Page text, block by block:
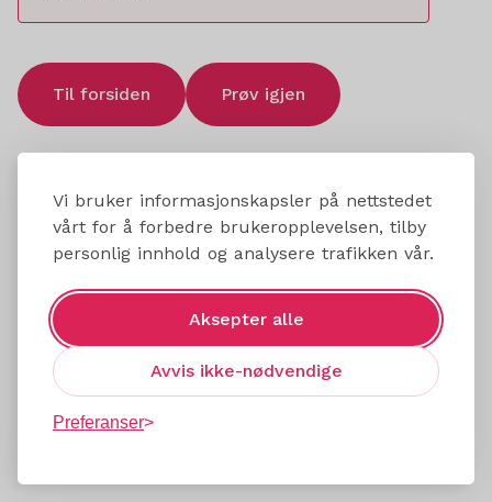
Vi bruker informasjonskapsler på nettstedet
vårt for å forbedre brukeropplevelsen, tilby
personlig innhold og analysere trafikken vår.
Aksepter alle
Avvis ikke-nødvendige
Preferanser
Til forsiden Prøv igjen